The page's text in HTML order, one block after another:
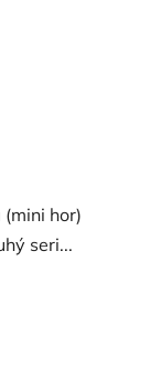
hor)
seri...